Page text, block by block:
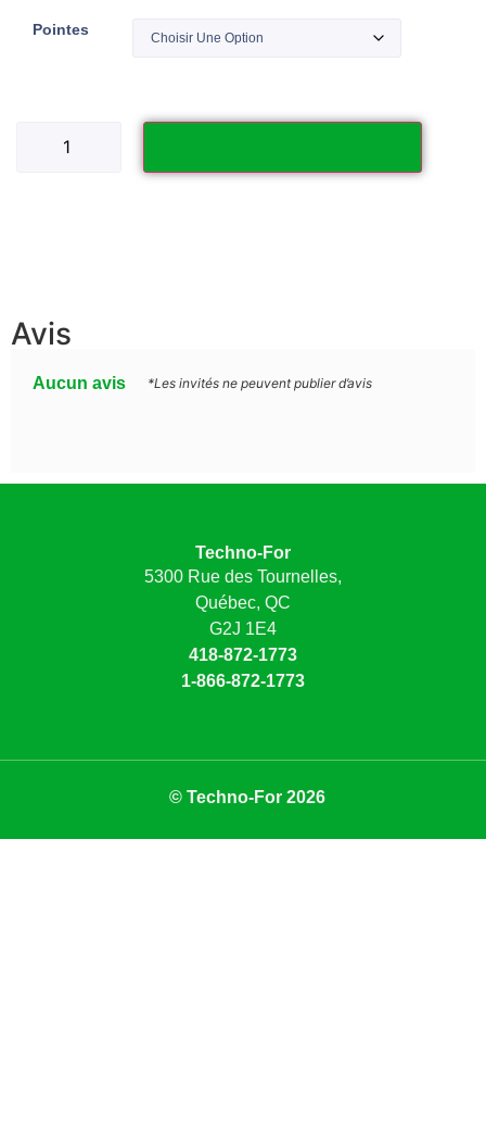
Pointes
Avis
Aucun avis *Les invités ne peuvent publier d’avis
Techno-For
5300 Rue des Tournelles,
Québec, QC
G2J 1E4
418-872-1773
1-866-872-1773
© Techno-For 2026